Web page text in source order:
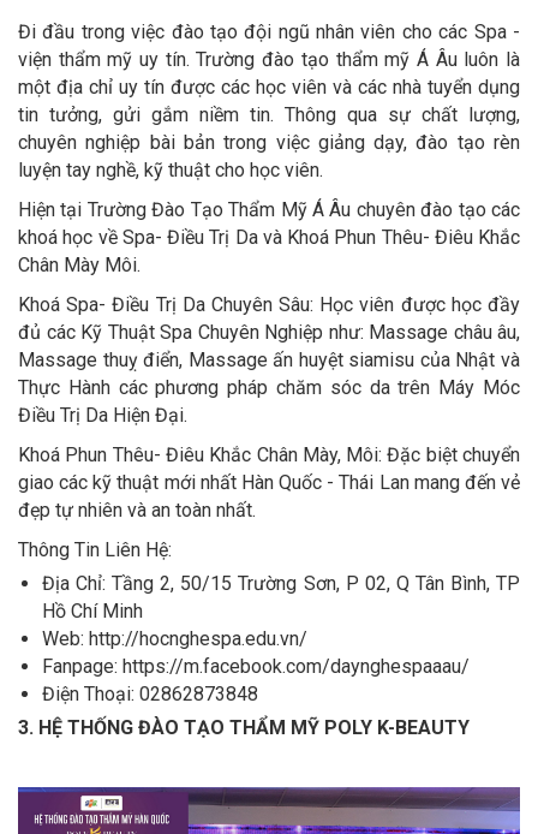
Đi đầu trong việc đào tạo đội ngũ nhân viên cho các Spa -
viện thẩm mỹ uy tín. Trường đào tạo thẩm mỹ Á Âu luôn là
một địa chỉ uy tín được các học viên và các nhà tuyển dụng
tin tưởng, gửi gắm niềm tin. Thông qua sự chất lượng,
chuyên nghiệp bài bản trong việc giảng dạy, đào tạo rèn
luyện tay nghề, kỹ thuật cho học viên.
Hiện tại Trường Đào Tạo Thẩm Mỹ Á Âu chuyên đào tạo các
khoá học về Spa- Điều Trị Da và Khoá Phun Thêu- Điêu Khắc
Chân Mày Môi.
Khoá Spa- Điều Trị Da Chuyên Sâu: Học viên được học đầy
đủ các Kỹ Thuật Spa Chuyên Nghiệp như: Massage châu âu,
Massage thuỵ điển, Massage ấn huyệt siamisu của Nhật và
Thực Hành các phương pháp chăm sóc da trên Máy Móc
Điều Trị Da Hiện Đại.
Khoá Phun Thêu- Điêu Khắc Chân Mày, Môi: Đặc biệt chuyển
giao các kỹ thuật mới nhất Hàn Quốc - Thái Lan mang đến vẻ
đẹp tự nhiên và an toàn nhất.
Thông Tin Liên Hệ:
Địa Chỉ: Tầng 2, 50/15 Trường Sơn, P 02, Q Tân Bình, TP
Hồ Chí Minh
Web: http://hocnghespa.edu.vn/
Fanpage: https://m.facebook.com/daynghespaaau/
Điện Thoại: 02862873848
3. HỆ THỐNG ĐÀO TẠO THẨM MỸ POLY K-BEAUTY